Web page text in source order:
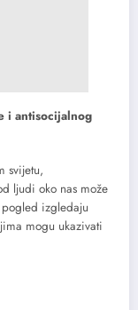
i antisocijalnog
svijetu,
ljudi oko nas može
izgledaju
mogu ukazivati